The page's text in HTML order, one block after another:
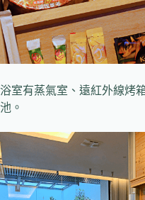
浴室有蒸氣室、遠紅外線烤
池。